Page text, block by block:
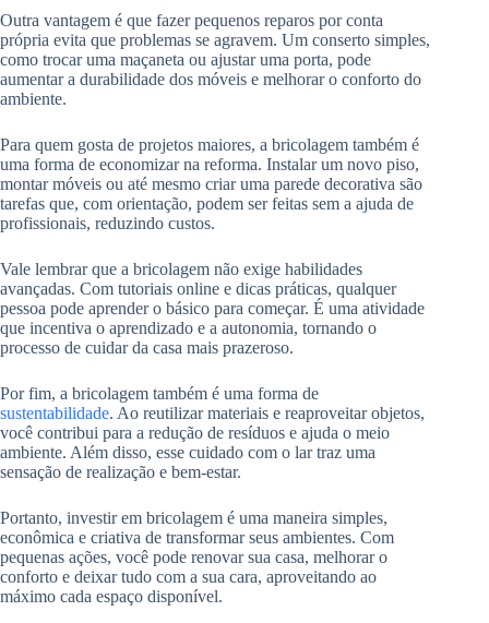
Outra vantagem é que fazer pequenos reparos por conta
própria evita que problemas se agravem. Um conserto simples,
como trocar uma maçaneta ou ajustar uma porta, pode
aumentar a durabilidade dos móveis e melhorar o conforto do
ambiente.
Para quem gosta de projetos maiores, a bricolagem também é
uma forma de economizar na reforma. Instalar um novo piso,
montar móveis ou até mesmo criar uma parede decorativa são
tarefas que, com orientação, podem ser feitas sem a ajuda de
profissionais, reduzindo custos.
Vale lembrar que a bricolagem não exige habilidades
avançadas. Com tutoriais online e dicas práticas, qualquer
pessoa pode aprender o básico para começar. É uma atividade
que incentiva o aprendizado e a autonomia, tornando o
processo de cuidar da casa mais prazeroso.
Por fim, a bricolagem também é uma forma de
sustentabilidade. Ao reutilizar materiais e reaproveitar objetos,
você contribui para a redução de resíduos e ajuda o meio
ambiente. Além disso, esse cuidado com o lar traz uma
sensação de realização e bem-estar.
Portanto, investir em bricolagem é uma maneira simples,
econômica e criativa de transformar seus ambientes. Com
pequenas ações, você pode renovar sua casa, melhorar o
conforto e deixar tudo com a sua cara, aproveitando ao
máximo cada espaço disponível.